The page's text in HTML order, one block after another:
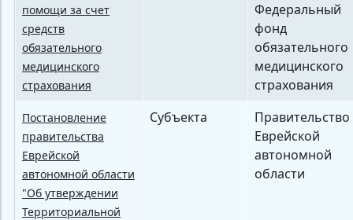
помощи за счет
средств
обязательного
медицинского
страхования
Федеральный
фонд
обязательного
медицинского
страхования
Постановление
правительства
Еврейской
автономной области
"Об утверждении
Территориальной
Субъекта
Правительство
Еврейской
автономной
области